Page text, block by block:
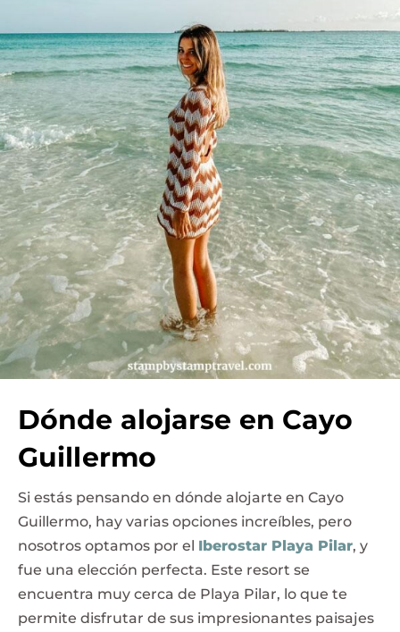
Dónde alojarse en Cayo
Guillermo
Si estás pensando en dónde alojarte en Cayo
Guillermo, hay varias opciones increíbles, pero
nosotros optamos por el Iberostar Playa Pilar, y
fue una elección perfecta. Este resort se
encuentra muy cerca de Playa Pilar, lo que te
permite disfrutar de sus impresionantes paisajes